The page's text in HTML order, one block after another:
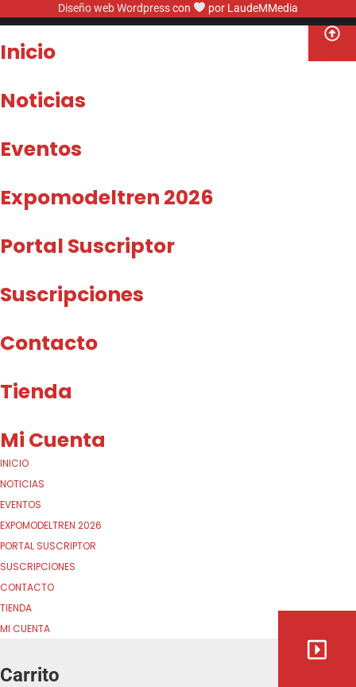
Diseño web Wordpresscon por LaudeMMedia
Inicio
Noticias
Eventos
Expomodeltren 2026
Portal Suscriptor
Suscripciones
Contacto
Tienda
Mi Cuenta
INICIO
NOTICIAS
EVENTOS
EXPOMODELTREN 2026
PORTAL SUSCRIPTOR
SUSCRIPCIONES
CONTACTO
TIENDA
MI CUENTA
Carrito